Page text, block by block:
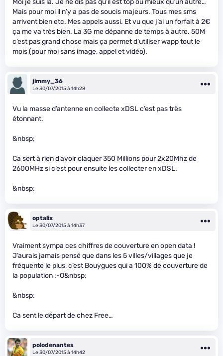
Moi je suis là. Je ne dis pas qu’il est top ou mieux qu’un autre…
Mais pour moi il n’y a pas de soucis majeurs. Tous mes sms
arrivent bien etc. Mes appels aussi. Et vu que j’ai un forfait à 2€
ça me va très bien. La 3G me dépanne de temps à autre. 50M
c’est pas grand chose mais ça permet d’utiliser wapp tout le
mois (pour moi sans image, appel et vidéo).
jimmy_36
Le 30/07/2015 à 14h28
Vu la masse d’antenne en collecte xDSL c’est pas très
étonnant.
&nbsp;
Ca sert à rien d’avoir claquer 350 Millions pour 2x20Mhz de
2600MHz si c’est pour ensuite les collecter en xDSL.
&nbsp;
optalix
Le 30/07/2015 à 14h37
Vraiment sympa ces chiffres de couverture en open data !
J’aurais jamais pensé que dans les 5 villes/villages que je
fréquente le plus, c’est Bouygues qui a 100% de couverture de
la population :-O&nbsp;
&nbsp;
Ca sent le départ de chez Free…
polodenantes
Le 30/07/2015 à 14h42